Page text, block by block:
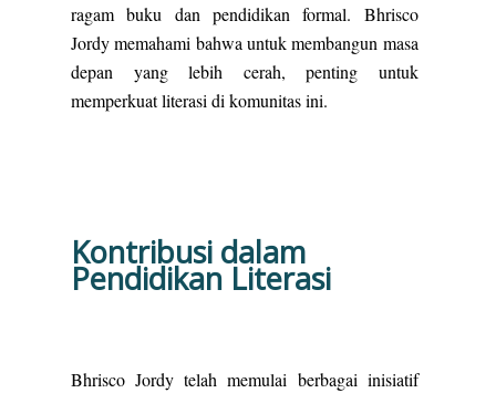
ragam buku dan pendidikan formal. Bhrisco
Jordy memahami bahwa untuk membangun masa
depan yang lebih cerah, penting untuk
memperkuat literasi di komunitas ini.
Kontribusi dalam
Pendidikan Literasi
Bhrisco Jordy telah memulai berbagai inisiatif